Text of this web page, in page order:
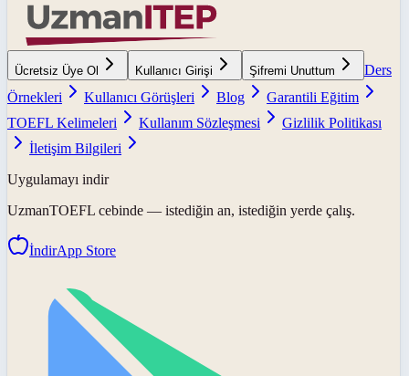
Ücretsiz Üye Ol Kullanıcı Girişi Şifremi Unuttum
Ders
Örnekleri
Kullanıcı Görüşleri Blog
Garantili Eğitim
TOEFL Kelimeleri
Kullanım Sözleşmesi
Gizlilik Politikası
İletişim Bilgileri
Uygulamayı indir
UzmanTOEFL cebinde — istediğin an, istediğin yerde çalış.
İndirApp Store